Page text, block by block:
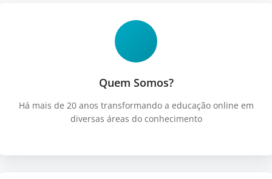
Quem Somos?
Há mais de 20 anos transformando a educação online em
diversas áreas do conhecimento